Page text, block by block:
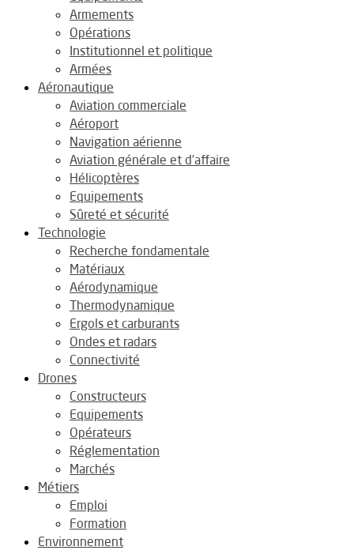
Armements
Opérations
Institutionnel et politique
Armées
Aéronautique
Aviation commerciale
Aéroport
Navigation aérienne
Aviation générale et d’affaire
Hélicoptères
Equipements
Sûreté et sécurité
Technologie
Recherche fondamentale
Matériaux
Aérodynamique
Thermodynamique
Ergols et carburants
Ondes et radars
Connectivité
Drones
Constructeurs
Equipements
Opérateurs
Réglementation
Marchés
Métiers
Emploi
Formation
Environnement